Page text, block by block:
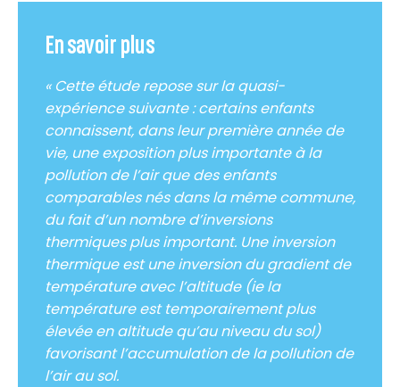
En savoir plus
« Cette étude repose sur la quasi-
expérience suivante : certains enfants
connaissent, dans leur première année de
vie, une exposition plus importante à la
pollution de l’air que des enfants
comparables nés dans la même commune,
du fait d’un nombre d’inversions
thermiques plus important. Une inversion
thermique est une inversion du gradient de
température avec l’altitude (ie la
température est temporairement plus
élevée en altitude qu’au niveau du sol)
favorisant l’accumulation de la pollution de
l’air au sol.